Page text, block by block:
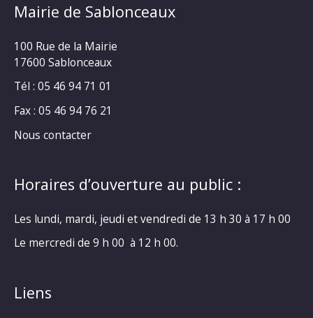
Mairie de Sablonceaux
100 Rue de la Mairie
17600 Sablonceaux
Tél : 05 46 94 71 01
Fax : 05 46 94 76 21
Nous contacter
Horaires d’ouverture au public :
Les lundi, mardi, jeudi et vendredi de 13 h 30 à 17 h 00
Le mercredi de 9 h 00 à 12 h 00.
Liens